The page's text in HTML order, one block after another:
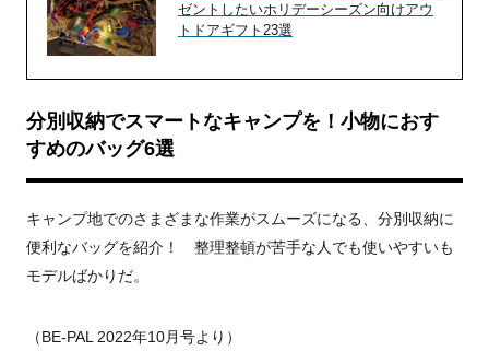
ゼントしたいホリデーシーズン向けアウ
トドアギフト23選
分別収納でスマートなキャンプを！小物におす
すめのバッグ6選
キャンプ地でのさまざまな作業がスムーズになる、分別収納に
便利なバッグを紹介！ 整理整頓が苦手な人でも使いやすいも
モデルばかりだ。
（BE-PAL 2022年10月号より）